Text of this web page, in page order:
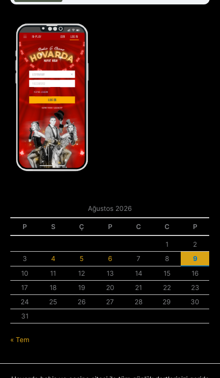
Ağustos 2026
P S Ç P C C P
1
2
3
4 5 6 7 8
9
10
11 12 13 14 15
16
17
18 19 20 21 22
23
24
25 26 27 28 29
30
31
« Tem